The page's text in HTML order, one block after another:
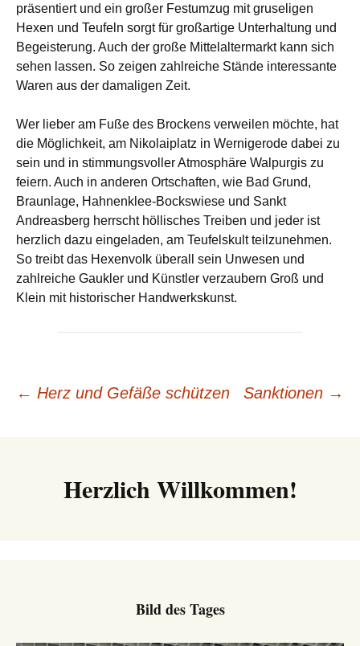
präsentiert und ein großer Festumzug mit gruseligen
Hexen und Teufeln sorgt für großartige Unterhaltung und
Begeisterung. Auch der große Mittelaltermarkt kann sich
sehen lassen. So zeigen zahlreiche Stände interessante
Waren aus der damaligen Zeit.
Wer lieber am Fuße des Brockens verweilen möchte, hat
die Möglichkeit, am Nikolaiplatz in Wernigerode dabei zu
sein und in stimmungsvoller Atmosphäre Walpurgis zu
feiern. Auch in anderen Ortschaften, wie Bad Grund,
Braunlage, Hahnenklee-Bockswiese und Sankt
Andreasberg herrscht höllisches Treiben und jeder ist
herzlich dazu eingeladen, am Teufelskult teilzunehmen.
So treibt das Hexenvolk überall sein Unwesen und
zahlreiche Gaukler und Künstler verzaubern Groß und
Klein mit historischer Handwerkskunst.
Beitrags-
← Herz und Gefäße schützen Sanktionen →
Herzlich Willkommen!
Bild des Tages